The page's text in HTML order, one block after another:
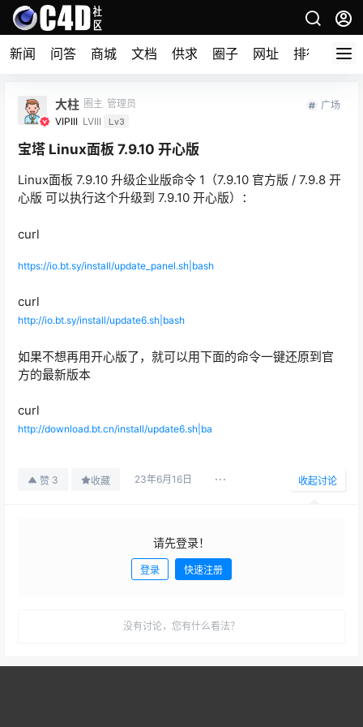
新闻 问答 商城 文档 供求 圈子 网址 排行榜
大柱 圈主 管理员
VIPIII LVIII Lv3
广场
宝塔 Linux面板 7.9.10 开心版
Linux面板 7.9.10 升级企业版命令 1（7.9.10 官方版 / 7.9.8 开
心版 可以执行这个升级到 7.9.10 开心版）：
curl
https://io.bt.sy/install/update_panel.sh|bash
curl
http://io.bt.sy/install/update6.sh|bash
如果不想再用开心版了，就可以用下面的命令一键还原到官
方的最新版本
curl
http://download.bt.cn/install/update6.sh|ba
赞 3 收藏 23年6月16日 收起讨论
请先登录！
登录 快速注册
没有讨论，您有什么看法？